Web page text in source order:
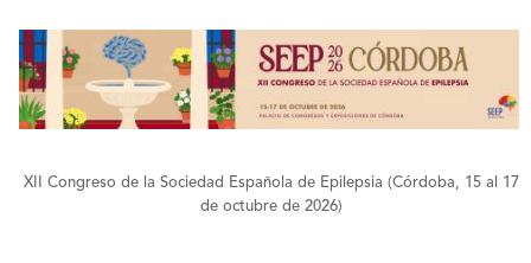
+
XII Congreso de la Sociedad Española de Epilepsia (Córdoba, 15 al 17
de octubre de 2026)